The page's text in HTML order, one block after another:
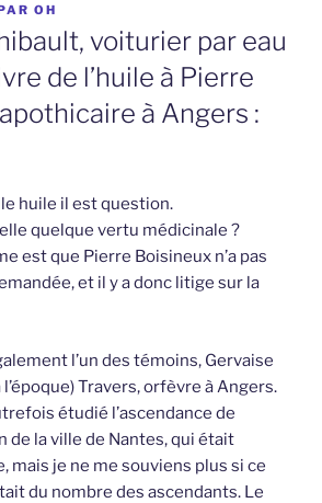
OH
voiturier par eau
de l’huile à Pierre
à Angers :
huile il est question.
quelque vertu médicinale ?
est que Pierre Boisineux n’a pas
et il y a donc litige sur la
l’un des témoins, Gervaise
l’époque) Travers, orfèvre à Angers.
étudié l’ascendance de
de la ville de Nantes, qui était
mais je ne me souviens plus si ce
du nombre des ascendants. Le